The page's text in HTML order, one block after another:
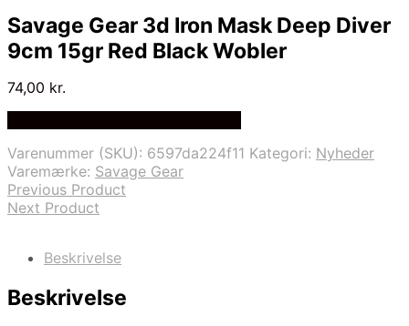
Savage Gear 3d Iron Mask Deep Diver
9cm 15gr Red Black Wobler
74,00 kr.
Varenummer (SKU): 6597da224f11 Kategori: Nyheder
Varemærke: Savage Gear
Previous Product
Next Product
Beskrivelse
Beskrivelse